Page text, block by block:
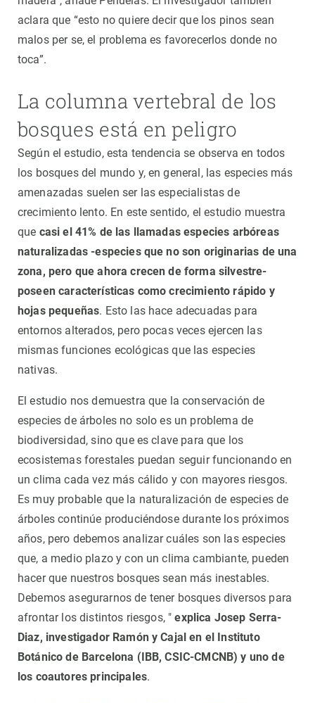
aclara que “esto no quiere decir que los pinos sean
malos per se, el problema es favorecerlos donde no
toca”.
La columna vertebral de los
bosques está en peligro
Según el estudio, esta tendencia se observa en todos
los bosques del mundo y, en general, las especies más
amenazadas suelen ser las especialistas de
crecimiento lento. En este sentido, el estudio muestra
que casi el 41% de las llamadas especies arbóreas
naturalizadas -especies que no son originarias de una
zona, pero que ahora crecen de forma silvestre-
poseen características como crecimiento rápido y
hojas pequeñas. Esto las hace adecuadas para
entornos alterados, pero pocas veces ejercen las
mismas funciones ecológicas que las especies
nativas.
El estudio nos demuestra que la conservación de
especies de árboles no solo es un problema de
biodiversidad, sino que es clave para que los
ecosistemas forestales puedan seguir funcionando en
un clima cada vez más cálido y con mayores riesgos.
Es muy probable que la naturalización de especies de
árboles continúe produciéndose durante los próximos
años, pero debemos analizar cuáles son las especies
que, a medio plazo y con un clima cambiante, pueden
hacer que nuestros bosques sean más inestables.
Debemos asegurarnos de tener bosques diversos para
afrontar los distintos riesgos, "explica Josep Serra-
Diaz, investigador Ramón y Cajal en el Instituto
Botánico de Barcelona (IBB, CSIC-CMCNB) y uno de
los coautores principales.